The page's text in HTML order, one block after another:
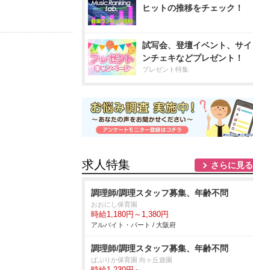
ヒットの推移をチェック！
試写会、登壇イベント、サイ
ンチェキなどプレゼント！
プレゼント特集
求人特集 さらに見る
調理師/調理スタッフ募集、年齢不問
おおにし保育園
時給1,180円～1,380円
アルバイト・パート / 大阪府
調理師/調理スタッフ募集、年齢不問
ぱぷりか保育園 向ヶ丘遊園